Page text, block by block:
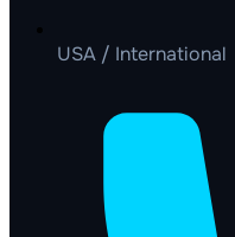
USA / International